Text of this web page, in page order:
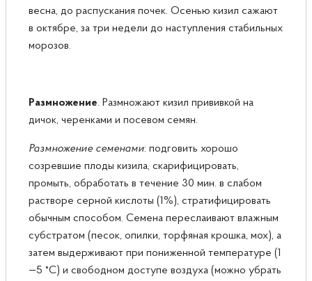
весна, до распускания почек. Осенью кизил сажают
в октябре, за три недели до наступления стабильных
морозов.
​Размножение. Размножают кизил прививкой на
дичок, черенками и посевом семян.
Размножение семенами: подговить хорошо
созревшие плоды кизила, скарифицировать,
промыть, обработать в течение 30 мин. в слабом
растворе серной кислоты (1%), стратифицировать
обычным способом. Семена переслаивают влажным
субстратом (песок, опилки, торфяная крошка, мох), а
затем выдерживают при пониженной температуре (1
—5 °С) и свободном доступе воздуха (можно убрать